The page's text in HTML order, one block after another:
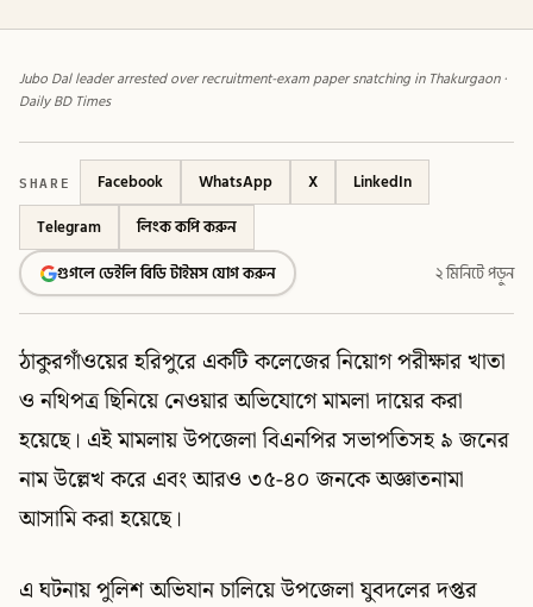
Jubo Dal leader arrested over recruitment-exam paper snatching in Thakurgaon ·
Daily BD Times
SHARE Facebook WhatsApp X
LinkedIn
Telegram
লিংক কপি করুন
গুগলে ডেইলি বিডি টাইমস যোগ করুন
২ মিনিটে পড়ুন
ঠাকুরগাঁওয়ের হরিপুরে একটি কলেজের নিয়োগ পরীক্ষার খাতা
ও নথিপত্র ছিনিয়ে নেওয়ার অভিযোগে মামলা দায়ের করা
হয়েছে। এই মামলায় উপজেলা বিএনপির সভাপতিসহ ৯ জনের
নাম উল্লেখ করে এবং আরও ৩৫-৪০ জনকে অজ্ঞাতনামা
আসামি করা হয়েছে।
এ ঘটনায় পুলিশ অভিযান চালিয়ে উপজেলা যুবদলের দপ্তর